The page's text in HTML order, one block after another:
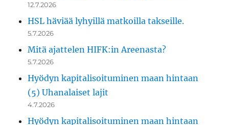
12.7.2026
HSL häviää lyhyillä matkoilla takseille.
5.7.2026
Mitä ajattelen HIFK:in Areenasta?
5.7.2026
Hyödyn kapitalisoituminen maan hintaan
(5) Uhanalaiset lajit
4.7.2026
Hyödyn kapitalisoituminen maan hintaan